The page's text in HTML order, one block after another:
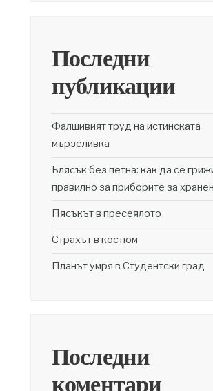
Последни
публикации
Фалшивият труд на истинската
мързеливка
Блясък без петна: как да се
правилно за приборите за
Пясъкът в пресеялото
Страхът в костюм
Планът умря в Студентски град
Последни
коментари